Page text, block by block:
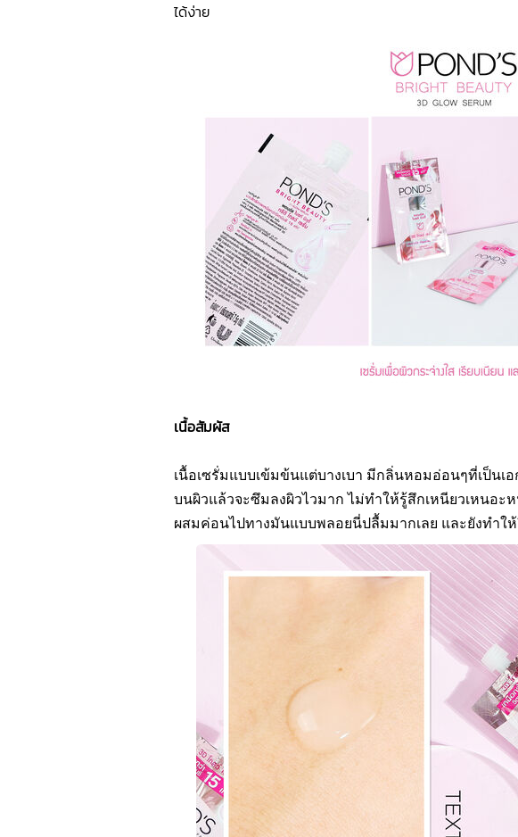
ได้ง่าย
เนื้อสัมผัส
เนื้อเซรั่มแบบเข้มข้นแต่บางเบา มีกลิ่นหอมอ่อนๆที่เป็น
บนผิวแล้วจะซึมลงผิวไวมาก ไม่ทำให้รู้สึกเหนียวเหนอ
ผสมค่อนไปทางมันแบบพลอยนี่ปลื้มมากเลย และยังทำ